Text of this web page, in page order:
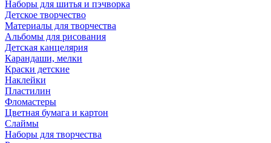
Наборы для шитья и пэчворка
Детское творчество
Материалы для творчества
Альбомы для рисования
Детская канцелярия
Карандаши, мелки
Краски детские
Наклейки
Пластилин
Фломастеры
Цветная бумага и картон
Слаймы
Наборы для творчества